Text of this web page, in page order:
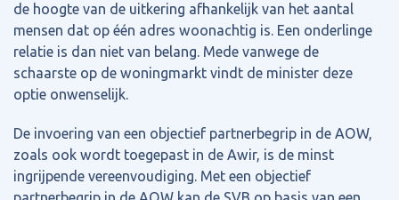
de hoogte van de uitkering afhankelijk van het aantal
mensen dat op één adres woonachtig is. Een onderlinge
relatie is dan niet van belang. Mede vanwege de
schaarste op de woningmarkt vindt de minister deze
optie onwenselijk.
De invoering van een objectief partnerbegrip in de AOW,
zoals ook wordt toegepast in de Awir, is de minst
ingrijpende vereenvoudiging. Met een objectief